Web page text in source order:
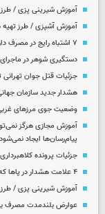
آموزش شیرینی پزی /
آموزش آشپزی / طرز
۷ اشتباه رایج در مصرف دارو که می‌تواند سلامتتان را به خطر بیندازد
دستگیری شوهر در
جزئیات قتل جوان تهرانی توسط ۳ مرد
هشدار جدید سازمان
وضعیت جوی مرزهای غربی
آموزش مجازی هرگز
پیام‌رسان‌ها ایجاد نمی‌شود
جزئیات پرونده کلاهبرداری
۴ علامت هشدار در پاها که می‌تواند نشانه مشکلات جدی سلامت باشد
آموزش شیرینی پزی / طرز
عوارض بلندمدت مصرف